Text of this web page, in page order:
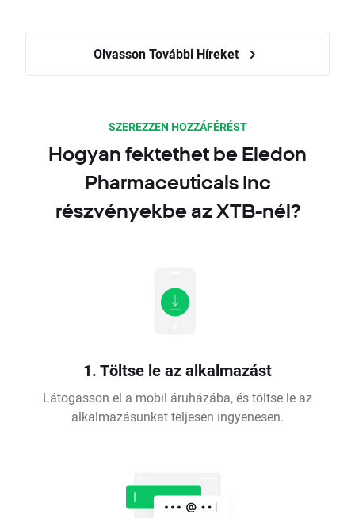
Olvasson További Híreket
SZEREZZEN HOZZÁFÉRÉST
Hogyan fektethet be Eledon
Pharmaceuticals Inc
részvényekbe az XTB-nél?
1. Töltse le az alkalmazást
Látogasson el a mobil áruházába, és töltse le az
alkalmazásunkat teljesen ingyenesen.